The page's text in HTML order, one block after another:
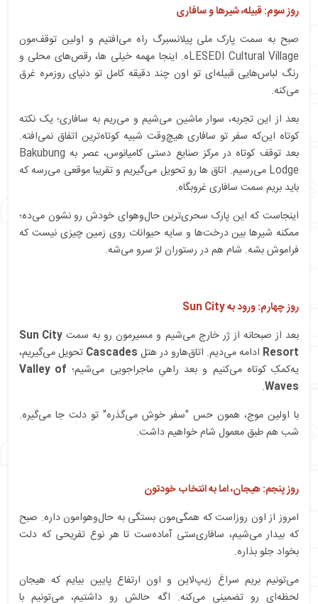
روز سوم: قبیله، شیرها و سافاری
صبح به سمت پارک ملی پیلانسبرگ راه می‌افتیم و اولین توقف‌مون
LESEDI Cultural Villageه. اینجا مهمه خیلی ها، رقص‌های محلی و
رنگ لباس‌هایی قبیله‌ای تو اون چند دقیقه کامل تو دنیای روزمره غرق
می‌کنه.
بعد از این تجربه، سوار ماشین می‌شیم و می‌ریم به سافاری؛ یک نکته
کوتاه این‌که سفر تو سافاری هیچ‌وقت شبیه کوتاه‌ترین اتفاق نمی‌افته.
بعد توقف کوتاه در مرکز صنایع دستی کامیا‌نوس، عصر به Bakubung
Lodge می‌رسیم. اتاق‌ ها رو تحویل می‌گیریم و تقریبا موقعی می‌رسه که
باید بریم سمت سافاری غروبگاه.
اینجاست که این پارک سحری‌ترین حال‌و‌هوای خودش رو نشون می‌ده؛
ممکنه شیرها بین درخت‌ها و سایه حیوانات روی زمین چیزی نیست که
فراموش بشه. شام هم در رستوران لژ سرو می‌شه.
روز چهارم: ورود به Sun City
بعد از صبحانه از ژر خارج می‌شیم و مسیرمون رو به سمت Sun City
Resort ادامه می‌دیم. اتاق‌هارو در هتل Cascades تحویل می‌گیریم،
یه‌کمکِ کوتاه می‌کنیم و بعد راهیِ ماجراجویی‌ می‌شیم؛ Valley of
Waves
.
با اولین موج، همون حس "سفر خوش می‌گذره" تو دلت جا می‌گیره.
شب هم طبق معمول شام خواهیم داشت.
روز پنجم: هیجان، اما به انتخاب خودتون
امروز از اون روزاست که همگی‌مون بستگی به حال‌و‌هوا‌مون داره. صبح
که بیدار می‌شیم، سافاری‌ستی آماده‌ست تا هر نوع تفریحی که دلت
بخواد جلو بذاره.
می‌تونیم بریم سراغ زیپ‌لاین و اون ارتفاع پایین بیایم که هیجان
لحظه‌ای رو تضمینی می‌کنه. اگه حالش رو داشتیم، می‌تونیم با